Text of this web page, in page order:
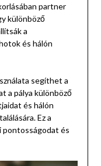
partner
különböző
a
és hálón
segíthet a
a pálya különböző
és hálón
Ez a
pontosságodat és